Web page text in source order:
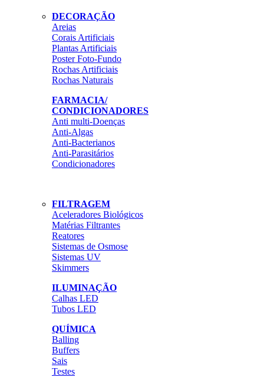
DECORAÇÃO
Areias
Corais Artificiais
Plantas Artificiais
Poster Foto-Fundo
Rochas Artificiais
Rochas Naturais
FARMACIA/
CONDICIONADORES
Anti multi-Doenças
Anti-Algas
Anti-Bacterianos
Anti-Parasitários
Condicionadores
FILTRAGEM
Aceleradores Biológicos
Matérias Filtrantes
Reatores
Sistemas de Osmose
Sistemas UV
Skimmers
ILUMINAÇÃO
Calhas LED
Tubos LED
QUÍMICA
Balling
Buffers
Sais
Testes